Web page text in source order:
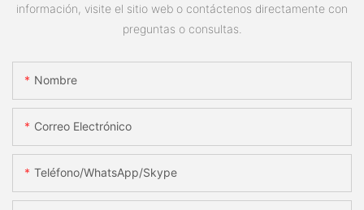
información, visite el sitio web o contáctenos directamente con
preguntas o consultas.
Nombre
Correo Electrónico
Teléfono/WhatsApp/Skype